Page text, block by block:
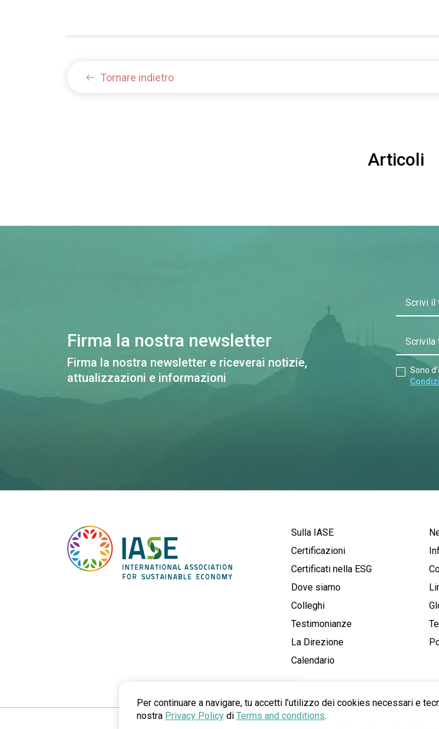
Tornare indietro
Articoli
Firma la nostra newsletter
Firma la nostra newsletter e riceverai notizie,
attualizzazioni e informazioni
Scrivi il
Scrivila
Sono
Sulla IASE
Certificazioni
Certificati nella ESG
Dove siamo
Colleghi
Testimonianze
La Direzione
Calendario
Per continuare a navigare, tu accetti l’utilizzo dei cookies necessari e
nostra Privacy Policy di Terms and conditions.